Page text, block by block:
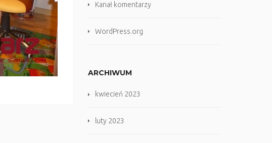
Kanał komentarzy
WordPress.org
ARCHIWUM
kwiecień 2023
luty 2023